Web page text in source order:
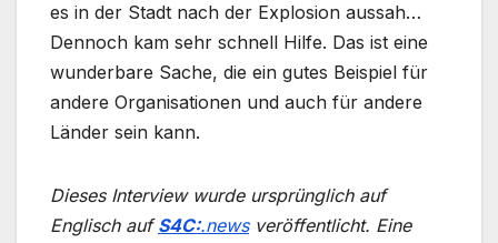
es in der Stadt nach der Explosion aussah…
Dennoch kam sehr schnell Hilfe. Das ist eine
wunderbare Sache, die ein gutes Beispiel für
andere Organisationen und auch für andere
Länder sein kann.
Dieses Interview wurde ursprünglich auf
Englisch aufS4C:.newsveröffentlicht. Eine